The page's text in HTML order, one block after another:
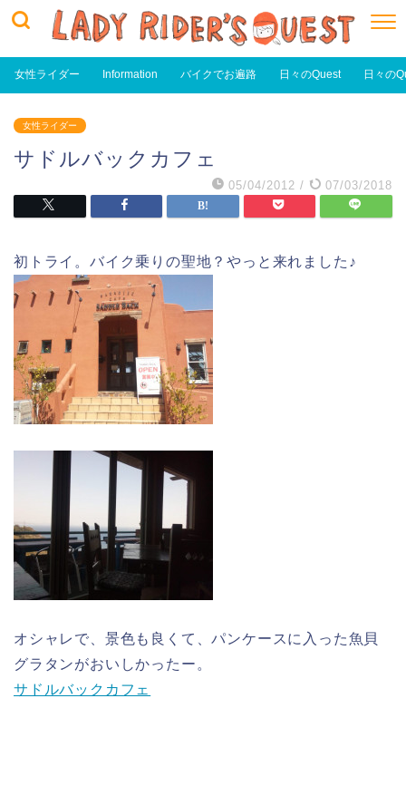
女性ライダー Information バイクでお遍路 日々のQuest 日々の
女性ライダー
サドルバックカフェ
05/04/2012 / 07/03/2018
初トライ。バイク乗りの聖地？やっと来れました♪
オシャレで、景色も良くて、パンケースに入った魚貝
グラタンがおいしかったー。
サドルバックカフェ